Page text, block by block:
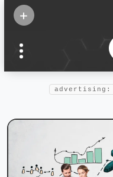
+
confianza
Foro salud
advertising: